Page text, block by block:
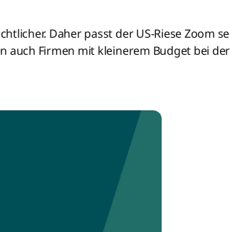
Daher passt der US-Riese Zoom
auch Firmen mit kleinerem Budget bei der